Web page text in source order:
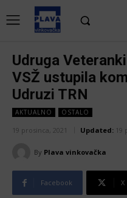
Udruga
VSŽ ustupila
Udruzi TRN
AKTUALNO OSTALO
19 prosinca, 2021 Updated: 19
By Plava vinkovačka
Facebook X